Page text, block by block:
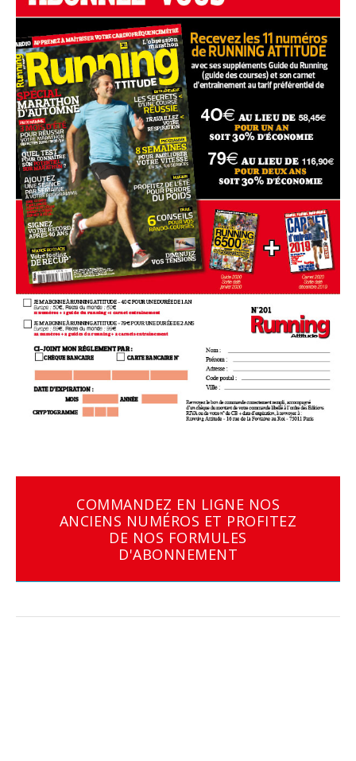
COMMANDEZ EN LIGNE NOS
ANCIENS NUMÉROS ET PROFITEZ
DE NOS FORMULES
D'ABONNEMENT